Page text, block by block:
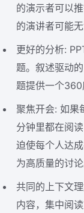
的演示者可以
的演讲者可能
更好的分析:
题。叙述驱动
题提供一个360
聚焦开会: 如果
分钟里都在阅
迫使每个人达
为高质量的讨论
共同的上下文
内容，集中阅